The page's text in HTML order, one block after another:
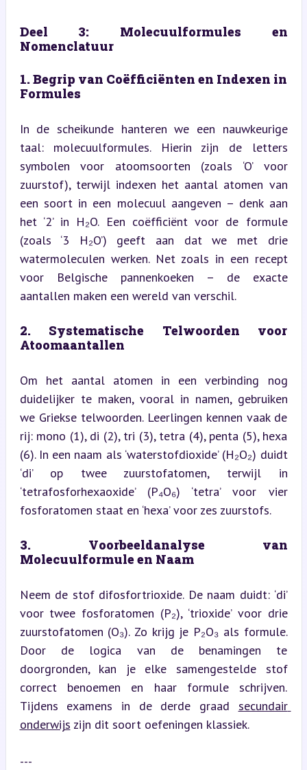
Deel 3: Molecuulformules en
Nomenclatuur
1. Begrip van Coëfficiënten en Indexen in
Formules
In de scheikunde hanteren we een nauwkeurige
taal: molecuulformules. Hierin zijn de letters
symbolen voor atoomsoorten (zoals ‘O’ voor
zuurstof), terwijl indexen het aantal atomen van
een soort in een molecuul aangeven – denk aan
het ‘2’ in H₂O. Een coëfficiënt voor de formule
(zoals ‘3 H₂O’) geeft aan dat we met drie
watermoleculen werken. Net zoals in een recept
voor Belgische pannenkoeken – de exacte
aantallen maken een wereld van verschil.
2. Systematische Telwoorden voor
Atoomaantallen
Om het aantal atomen in een verbinding nog
duidelijker te maken, vooral in namen, gebruiken
we Griekse telwoorden. Leerlingen kennen vaak de
rij: mono (1), di (2), tri (3), tetra (4), penta (5), hexa
(6). In een naam als ‘waterstofdioxide’ (H₂O₂) duidt
‘di’ op twee zuurstofatomen, terwijl in
‘tetrafosforhexaoxide’ (P₄O₆) ‘tetra’ voor vier
fosforatomen staat en ‘hexa’ voor zes zuurstofs.
3. Voorbeeldanalyse van
Molecuulformule en Naam
Neem de stof difosfortrioxide. De naam duidt: ‘di’
voor twee fosforatomen (P₂), ‘trioxide’ voor drie
zuurstofatomen (O₃). Zo krijg je P₂O₃ als formule.
Door de logica van de benamingen te
doorgronden, kan je elke samengestelde stof
correct benoemen en haar formule schrijven.
Tijdens examens in de derde graad secundair
onderwijs zijn dit soort oefeningen klassiek.
---